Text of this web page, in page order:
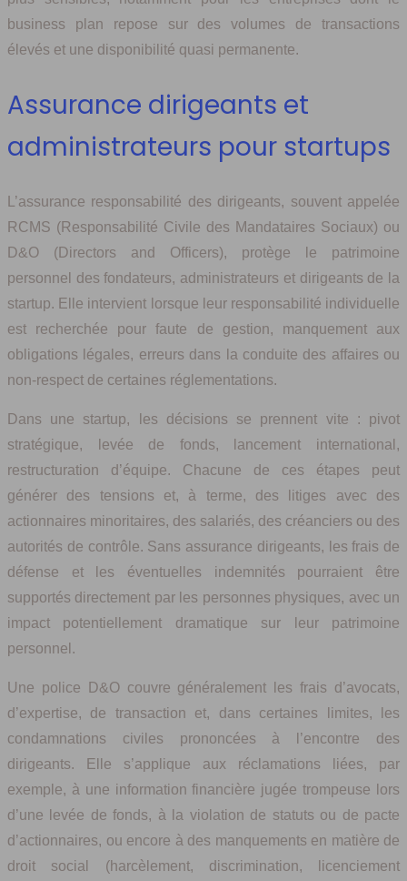
business plan repose sur des volumes de transactions
élevés et une disponibilité quasi permanente.
Assurance dirigeants et
administrateurs pour startups
L’assurance responsabilité des dirigeants, souvent appelée
RCMS (Responsabilité Civile des Mandataires Sociaux) ou
D&O (Directors and Officers), protège le patrimoine
personnel des fondateurs, administrateurs et dirigeants de la
startup. Elle intervient lorsque leur responsabilité individuelle
est recherchée pour faute de gestion, manquement aux
obligations légales, erreurs dans la conduite des affaires ou
non‑respect de certaines réglementations.
Dans une startup, les décisions se prennent vite : pivot
stratégique, levée de fonds, lancement international,
restructuration d’équipe. Chacune de ces étapes peut
générer des tensions et, à terme, des litiges avec des
actionnaires minoritaires, des salariés, des créanciers ou des
autorités de contrôle. Sans assurance dirigeants, les frais de
défense et les éventuelles indemnités pourraient être
supportés directement par les personnes physiques, avec un
impact potentiellement dramatique sur leur patrimoine
personnel.
Une police D&O couvre généralement les frais d’avocats,
d’expertise, de transaction et, dans certaines limites, les
condamnations civiles prononcées à l’encontre des
dirigeants. Elle s’applique aux réclamations liées, par
exemple, à une information financière jugée trompeuse lors
d’une levée de fonds, à la violation de statuts ou de pacte
d’actionnaires, ou encore à des manquements en matière de
droit social (harcèlement, discrimination, licenciement